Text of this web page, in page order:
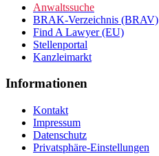
Anwaltssuche
BRAK-Verzeichnis (BRAV)
Find A Lawyer (EU)
Stellenportal
Kanzleimarkt
Informationen
Kontakt
Impressum
Datenschutz
Privatsphäre-Einstellungen